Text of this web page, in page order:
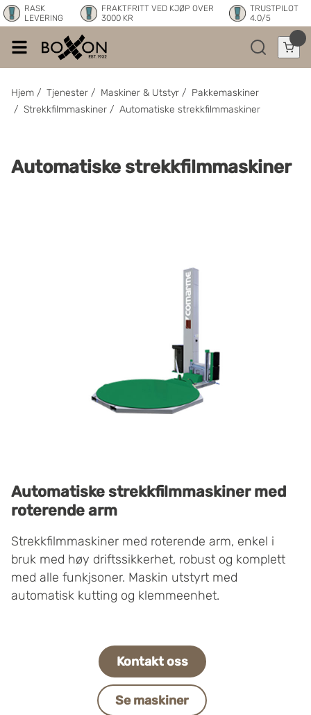
RASK
LEVERING
FRAKTFRITT VED KJØP OVER
3000 KR
TRUSTPILOT
4.0/5
Hjem / Tjenester / Maskiner & Utstyr / Pakkemaskiner
/ Strekkfilmmaskiner / Automatiske strekkfilmmaskiner
Automatiske strekkfilmmaskiner
Automatiske strekkfilmmaskiner med
roterende arm
Strekkfilmmaskiner med roterende arm, enkel i
bruk med høy driftssikkerhet, robust og komplett
med alle funkjsoner. Maskin utstyrt med
automatisk kutting og klemmeenhet.
Kontakt oss
Se maskiner